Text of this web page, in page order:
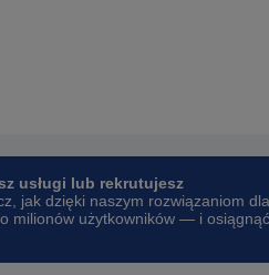
usługi lub rekrutujesz
jak dzięki naszym rozwiązaniom dla
milionów użytkowników — i osiągnąć